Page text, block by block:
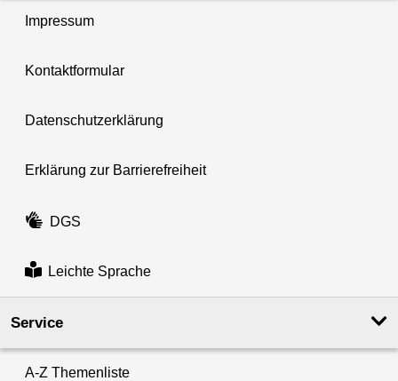
Impressum
Kontaktformular
Datenschutzerklärung
Erklärung zur Barrierefreiheit
DGS
Leichte Sprache
Service
A-Z Themenliste